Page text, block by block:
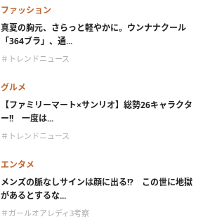
ファッション
真夏の胸元、さらっと軽やかに。ウンナナクール
「364ブラ」、通...
＃トレンドニュース
グルメ
【ファミリーマート×サンリオ】総勢26キャラクタ
ー!! 一度は...
＃トレンドニュース
エンタメ
メンズの脈なしサインは顔に出る!? この世に地獄
があるとするな...
＃ガールオアレディ3考察